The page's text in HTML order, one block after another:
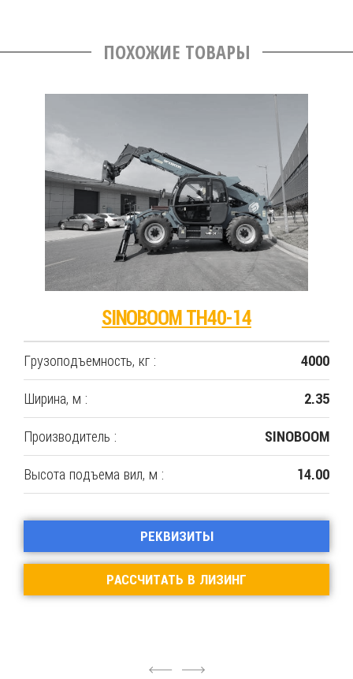
ПОХОЖИЕ ТОВАРЫ
4
SINOBOOM TH40-14
Грузоподъемность, кг : 4000
Ширина, м : 2.35
Производитель : SINOBOOM
Высота подъема вил, м : 14.00
РЕКВИЗИТЫ
РАССЧИТАТЬ В ЛИЗИНГ
6